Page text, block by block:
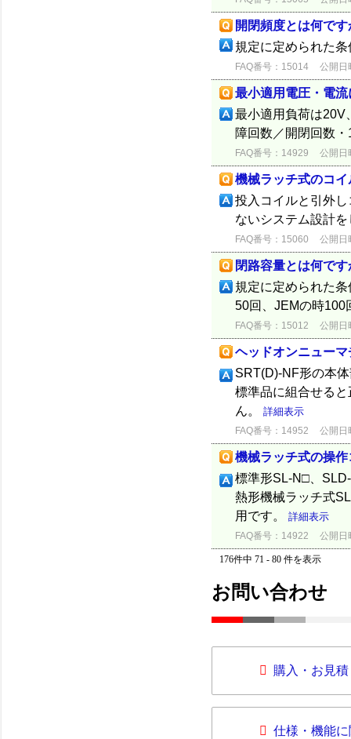
開閉頻度とは何です
規定に定められた
FAQ番号：15014 公開日
最小適用電圧・電流
最小適用負荷は20V
障回数／開閉回数
FAQ番号：14929 公開日
機械ラッチ式のコ
投入コイルと引外
ないシステム設計
FAQ番号：15060 公開日
閉路容量とは何です
規定に定められた
50回、JEMの時100
FAQ番号：15012 公開日
ヘッドオンニュー
SRT(D)-NF形の本
標準品に組合せる
ん。 詳細表示
FAQ番号：14952 公開日
機械ラッチ式の操
標準形SL-N□、
熱形機械ラッチ式
用です。 詳細表示
FAQ番号：14922 公開日
176件中 71 - 80 件を表示
お問い合わせ
購入・お見
仕様・機能